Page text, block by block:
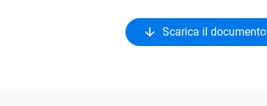
Scarica il documento